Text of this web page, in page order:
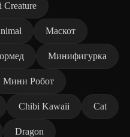
Creature
Маскот
Минифигурка
Мини Робот
Chibi Kawaii Cat
Dragon